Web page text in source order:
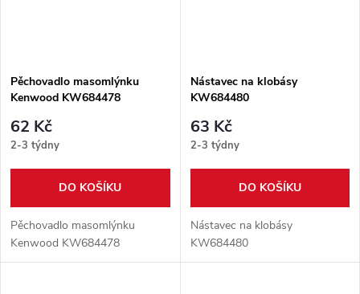
Pěchovadlo masomlýnku
Kenwood KW684478
62 Kč
2-3 týdny
DO KOŠÍKU
Pěchovadlo masomlýnku
Kenwood KW684478
Nástavec na klobásy
KW684480
63 Kč
2-3 týdny
DO KOŠÍKU
Nástavec na klobásy
KW684480